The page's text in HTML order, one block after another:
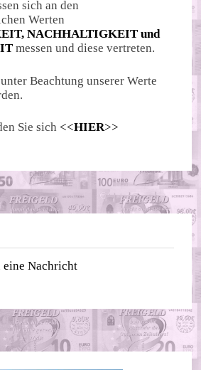
sich an den
Werten
NACHHALTIGKEIT und
messen und diese vertreten.
Beachtung unserer Werte
Sie sich <<HIER>>
eine Nachricht